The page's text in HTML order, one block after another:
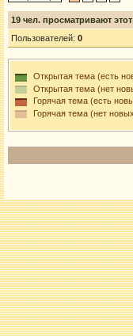
19чел. просматривают
Пользователей: 0
Открытая тема (есть
Открытая тема (нет
Горячая тема (есть
Горячая тема (нет